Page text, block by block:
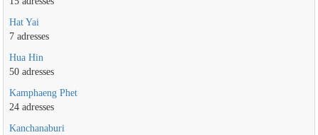
Hat Yai
7 adresses
Hua Hin
50 adresses
Kamphaeng Phet
24 adresses
Kanchanaburi